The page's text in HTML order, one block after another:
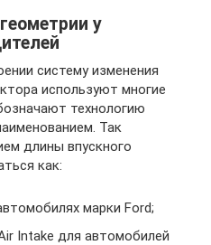
у
систему изменения
используют многие
технологию
Так
длины впускного
как:
марки Ford;
Intake для автомобилей